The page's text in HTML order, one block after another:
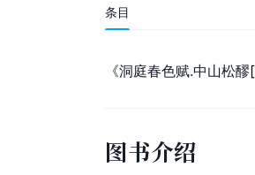
条目
《洞庭春色赋.中山松醪[
图书介绍